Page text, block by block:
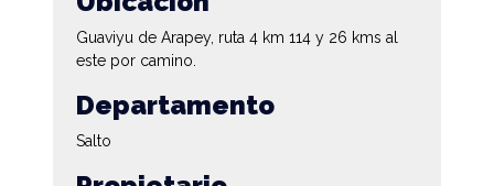
Guaviyu de Arapey, ruta 4 km 114 y 26 kms al
este por camino.
Departamento
Salto